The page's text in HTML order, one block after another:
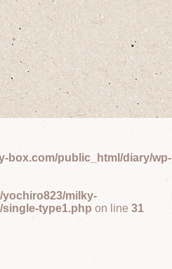
box.com/public_html/diary/wp-
yochiro823/milky-
type1.php on line 31